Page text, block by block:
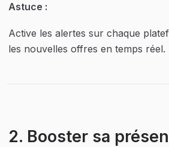
Astuce :
Active les alertes sur chaque
les nouvelles offres en temps réel.
2. Booster sa